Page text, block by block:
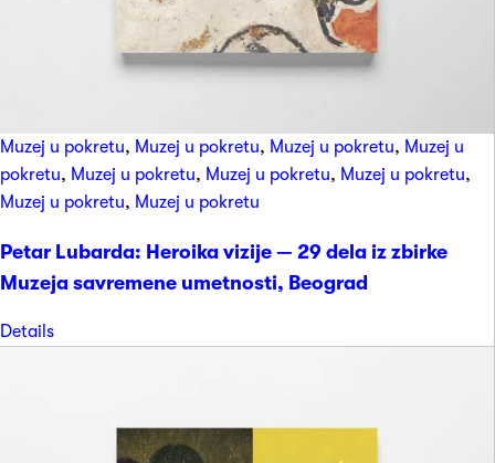
Muzej u pokretu, Muzej u pokretu, Muzej u pokretu, Muzej u
pokretu, Muzej u pokretu, Muzej u pokretu, Muzej u pokretu,
Muzej u pokretu, Muzej u pokretu
Petar Lubarda: Heroika vizije — 29 dela iz zbirke
Muzeja savremene umetnosti, Beograd
Details